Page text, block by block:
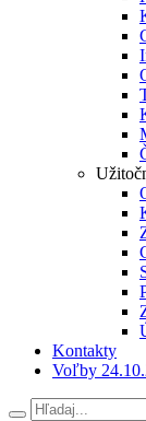
Kontakty
Voľby